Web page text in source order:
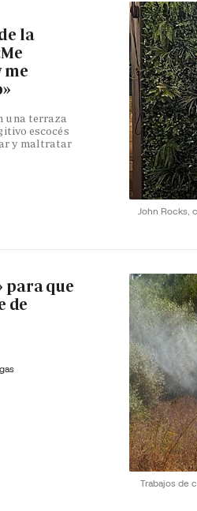
John Rocks,
la
me
una terraza
escocés
y maltratar
Trabajos de
para que
de